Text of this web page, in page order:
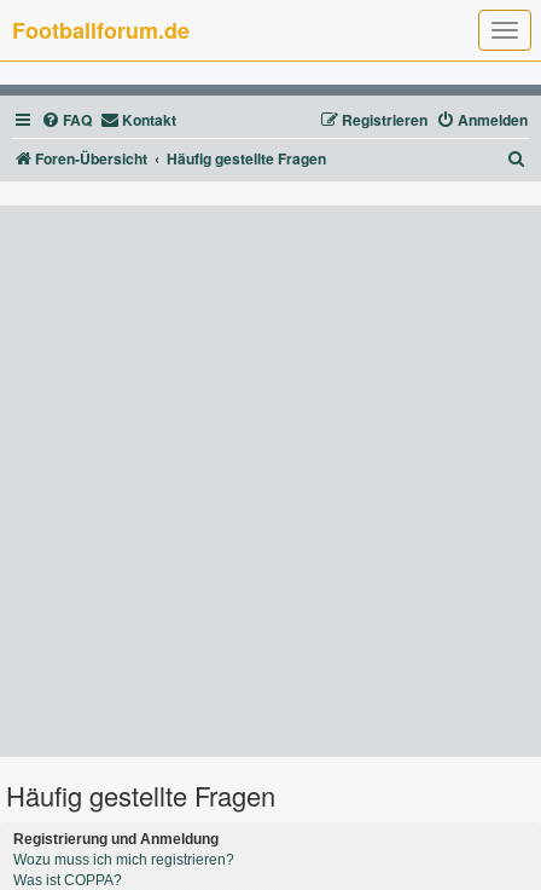
T
o
g
g
l
e
n
a
g
Footballforum.de
FAQ Kontakt Anmelden
Registrieren
Foren-Übersicht
Häufig gestellte Fragen
u
Häufig gestellte Fragen
Registrierung und Anmeldung
Wozu muss ich mich registrieren?
Was ist COPPA?